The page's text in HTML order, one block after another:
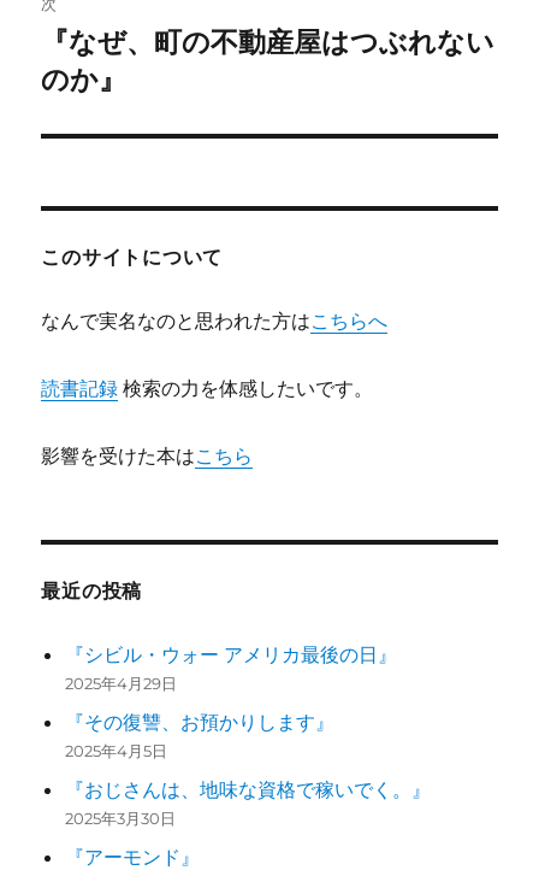
ゲ
ー
シ
ン
次
の
稿:
『なぜ、町の不動産屋はつぶれない
のか』
このサイトについて
なんで実名なのと思われた方はこちらへ
読書記録 検索の力を体感したいです。
影響を受けた本はこちら
最近の投稿
『シビル・ウォー アメリカ最後の日』
2025年4月29日
『その復讐、お預かりします』
2025年4月5日
『おじさんは、地味な資格で稼いでく。』
2025年3月30日
『アーモンド』